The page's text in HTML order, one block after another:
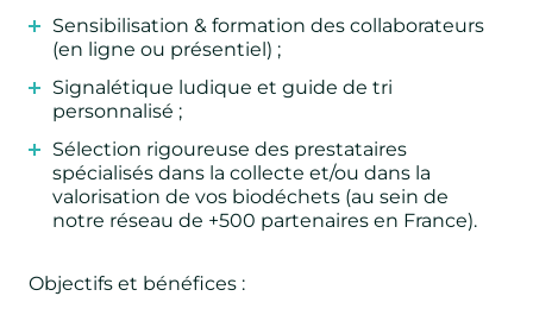
Sensibilisation & formation des collaborateurs
(en ligne ou présentiel) ;
Signalétique ludique et guide de tri
personnalisé ;
Sélection rigoureuse des prestataires
spécialisés dans la collecte et/ou dans la
valorisation de vos biodéchets (au sein de
notre réseau de +500 partenaires en France).
Objectifs et bénéfices :